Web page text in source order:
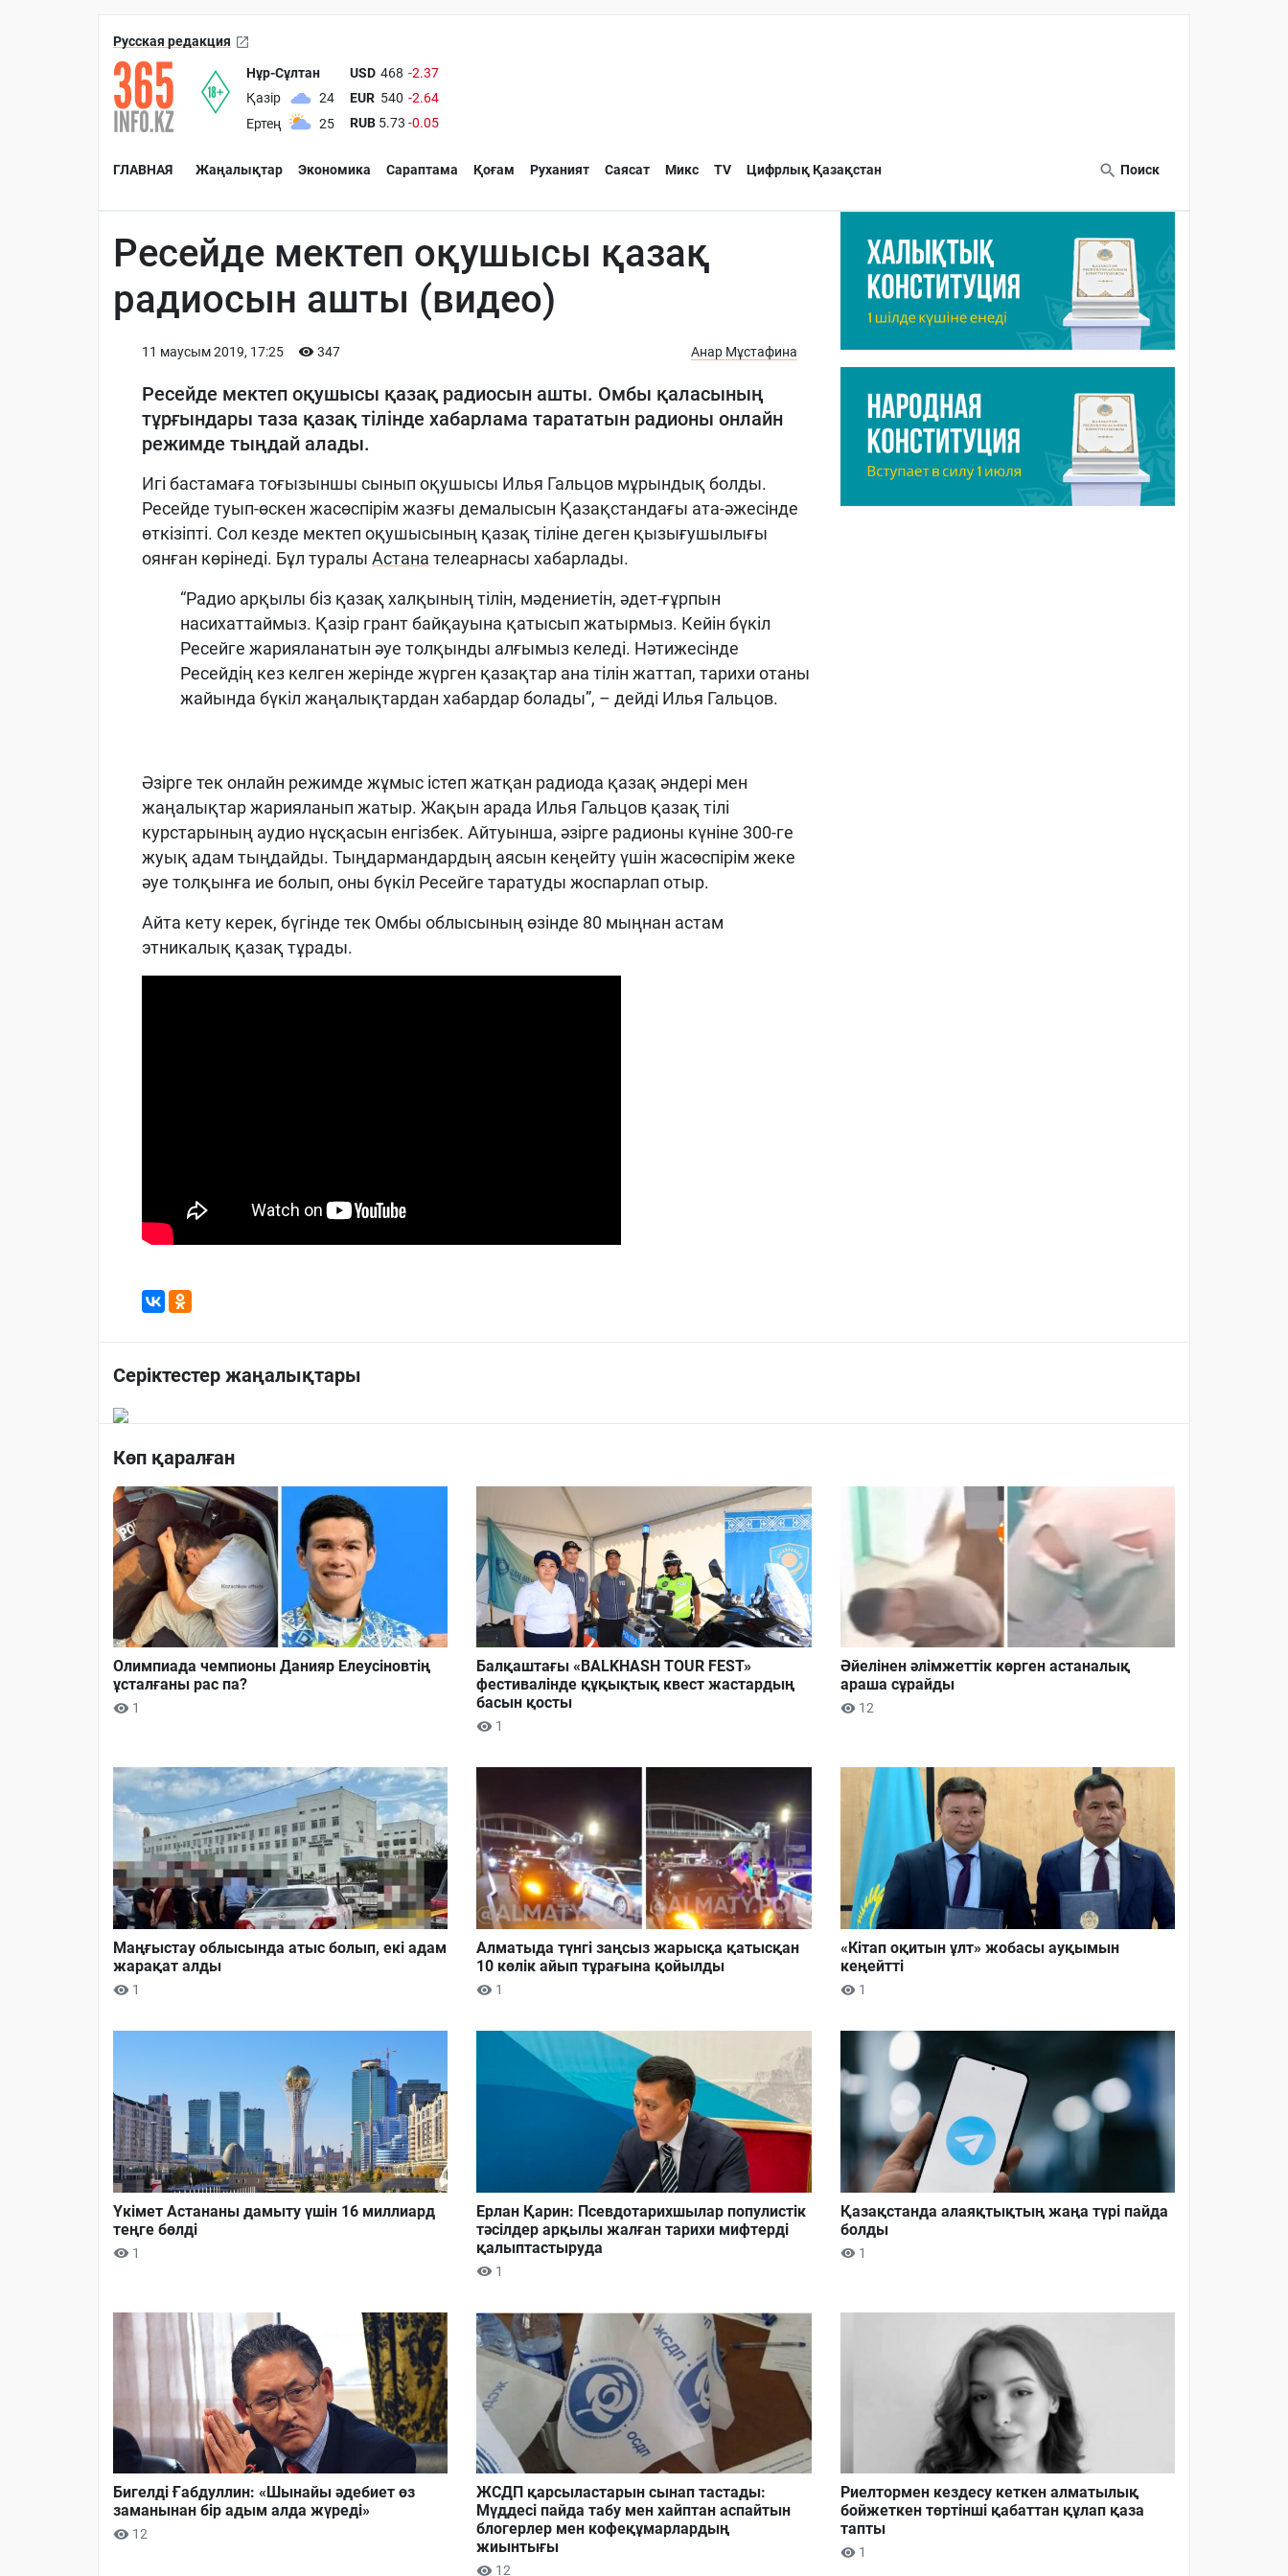
Русская редакция
Нұр-Сұлтан
Қазір
24
Ертең
25
USD 468 -2.37
EUR 540 -2.64
RUB 5.73 -0.05
ГЛАВНАЯ Жаңалықтар Экономика Сараптама Қоғам Руханият Саясат Микс TV Цифрлық Қазақстан Поиск
Ресейде мектеп оқушысы қазақ
радиосын ашты (видео)
11 маусым 2019, 17:25 347 Анар Мұстафина
Ресейде мектеп оқушысы қазақ радиосын ашты. Омбы қаласының
тұрғындары таза қазақ тілінде хабарлама тарататын радионы онлайн
режимде тыңдай алады.
Игі бастамаға тоғызыншы сынып оқушысы Илья Гальцов мұрындық болды.
Ресейде туып-өскен жасөспірім жазғы демалысын Қазақстандағы ата-әжесінде
өткізіпті. Сол кезде мектеп оқушысының қазақ тіліне деген қызығушылығы
оянған көрінеді. Бұл туралы Астана телеарнасы хабарлады.
“Радио арқылы біз қазақ халқының тілін, мәдениетін, әдет-ғұрпын
насихаттаймыз. Қазір грант байқауына қатысып жатырмыз. Кейін бүкіл
Ресейге жарияланатын әуе толқынды алғымыз келеді. Нәтижесінде
Ресейдің кез келген жерінде жүрген қазақтар ана тілін жаттап, тарихи отаны
жайында бүкіл жаңалықтардан хабардар болады”, – дейді Илья Гальцов.
Әзірге тек онлайн режимде жұмыс істеп жатқан радиода қазақ әндері мен
жаңалықтар жарияланып жатыр. Жақын арада Илья Гальцов қазақ тілі
курстарының аудио нұсқасын енгізбек. Айтуынша, әзірге радионы күніне 300-ге
жуық адам тыңдайды. Тыңдармандардың аясын кеңейту үшін жасөспірім жеке
әуе толқынға ие болып, оны бүкіл Ресейге таратуды жоспарлап отыр.
Айта кету керек, бүгінде тек Омбы облысының өзінде 80 мыңнан астам
этникалық қазақ тұрады.
Серіктестер жаңалықтары
Көп қаралған
Олимпиада чемпионы Данияр Елеусіновтің
ұсталғаны рас па?
1
Балқаштағы «BALKHASH TOUR FEST»
фестивалінде құқықтық квест жастардың
басын қосты
1
Әйелінен әлімжеттік көрген астаналық
араша сұрайды
12
Маңғыстау облысында атыс болып, екі адам
жарақат алды
1
Алматыда түнгі заңсыз жарысқа қатысқан
10 көлік айып тұрағына қойылды
1
«Кітап оқитын ұлт» жобасы ауқымын
кеңейтті
1
Үкімет Астананы дамыту үшін 16 миллиард
теңге бөлді
1
Ерлан Қарин: Псевдотарихшылар популистік
тәсілдер арқылы жалған тарихи мифтерді
қалыптастыруда
1
Қазақстанда алаяқтықтың жаңа түрі пайда
болды
1
Бигелді Ғабдуллин: «Шынайы әдебиет өз
заманынан бір адым алда жүреді»
12
ЖСДП қарсыластарын сынап тастады:
Мүддесі пайда табу мен хайптан аспайтын
блогерлер мен кофеқұмарлардың
жиынтығы
12
Риелтормен кездесу кеткен алматылық
бойжеткен төртінші қабаттан құлап қаза
тапты
1